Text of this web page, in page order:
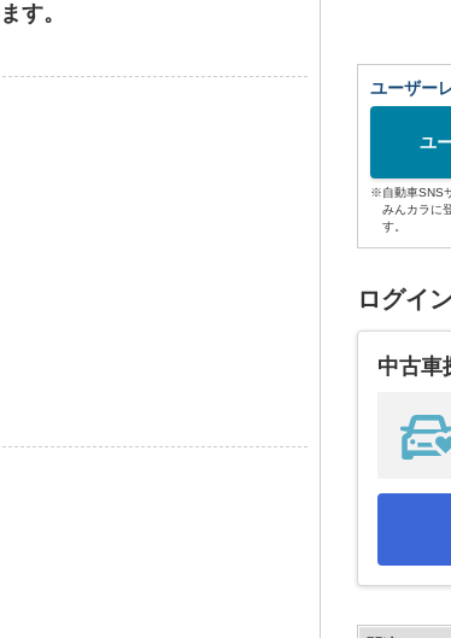
す。
ユーザー
ユ
※自動車SNS
みんカラに
す。
ログイン
中古車